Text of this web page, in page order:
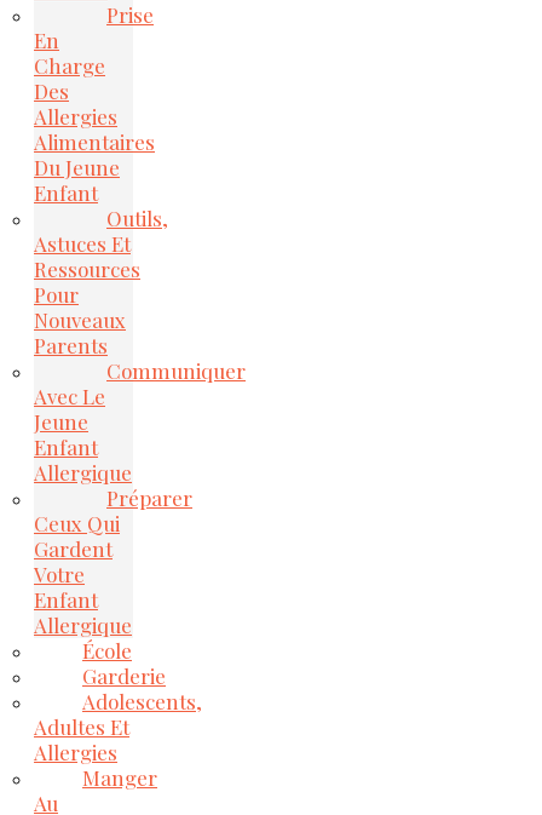
Prise
En
Charge
Des
Allergies
Alimentaires
Du Jeune
Enfant
Outils,
Astuces Et
Ressources
Pour
Nouveaux
Parents
Communiquer
Avec Le
Jeune
Enfant
Allergique
Préparer
Ceux Qui
Gardent
Votre
Enfant
Allergique
École
Garderie
Adolescents,
Adultes Et
Allergies
Manger
Au